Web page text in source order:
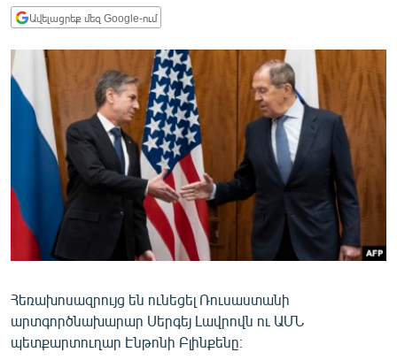
ՏՆՏԵՍՈՒԹՅՈՒՆ
ՊԱՏԵՐԱԶՄԻ 6 ՇԱԲԱԹՆԵՐԸ
ՏԱՐԱԾԱՇՐՋԱՆ
ՄԻՋԱԶԳԱՅԻՆ
ՄՇԱԿՈՒՅԹ
ՍՊՈՐՏ
ՄԵԿՆԱԲԱՆՈՒԹՅՈՒՆ
ՏՏ ԵՒ ԻՆՏԵՐՆԵՏ
ԿՈՐՈՆԱՎԻՐՈՒՍ
ԱՐԽԻՎ
Ավելացրեք մեզ Google-ում
Հեռախոսազրույց են ունեցել Ռուսաստանի
արտգործնախարար Սերգեյ Լավրովն ու ԱՄՆ
պետքարտուղար Էնթոնի Բլինքենը։